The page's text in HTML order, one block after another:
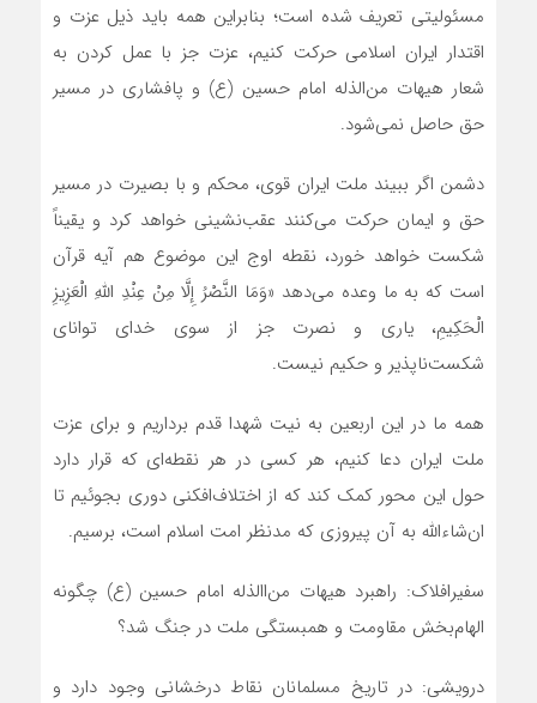
مسئولیتی تعریف شده است؛ بنابراین همه باید ذیل عزت‌ و
اقتدار ایران اسلامی حرکت کنیم، عزت‌ جز با عمل کردن به
شعار هیهات من‌الذله امام حسین (ع) و پافشاری در مسیر
حق حاصل نمی‌شود.
دشمن اگر ببیند ملت ایران قوی، محکم و با بصیرت در مسیر
حق و ایمان حرکت می‌کنند عقب‌نشینی خواهد کرد و یقیناً
شکست خواهد خورد، نقطه اوج این موضوع هم آیه قرآن
است که به ما وعده می‌دهد «وَمَا النَّصْرُ إِلَّا مِنْ عِنْدِ اللَّهِ الْعَزِیزِ
الْحَکِیمِ، یاری و نصرت جز از سوی خدای توانای
شکست‌ناپذیر و حکیم نیست.
همه ما در این اربعین به نیت شهدا قدم برداریم و برای عزت
ملت ایران دعا کنیم، هر کسی در هر نقطه‌ای که قرار دارد
حول این محور کمک کند که از اختلاف‌افکنی دوری بجوئیم تا
ان‌شاءالله به آن پیروزی که مدنظر امت اسلام است، برسیم.
سفیرافلاک: راهبرد هیهات من‌االذله امام حسین (ع) چگونه
الهام‌بخش مقاومت و همبستگی ملت در جنگ شد؟
درویشی: در تاریخ مسلمانان نقاط درخشانی وجود دارد و